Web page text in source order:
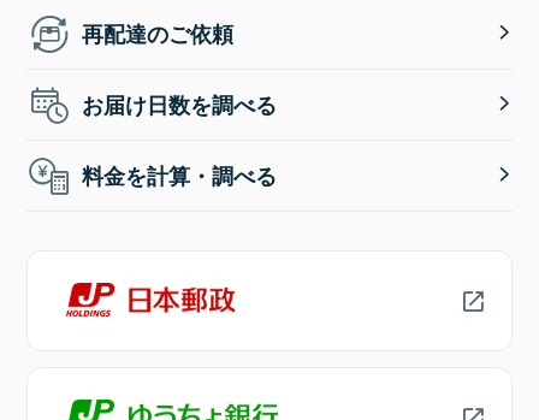
再配達のご依頼
お届け日数を調べる
料金を計算・調べる